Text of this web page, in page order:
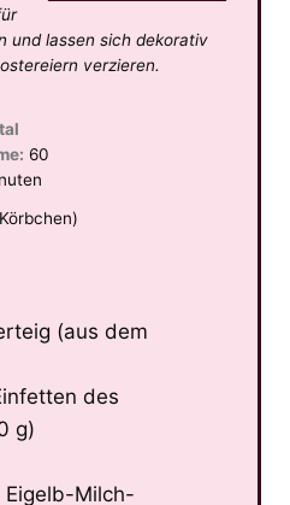
und lassen sich dekorativ
verzieren.
60
(aus dem
des
g)
Milch-